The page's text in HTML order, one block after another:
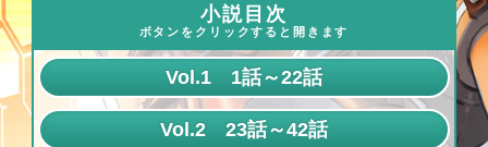
小説目次
ボタンをクリックすると開きます
Vol.1 1話～22話
第1話
Vol.2 23話～42話